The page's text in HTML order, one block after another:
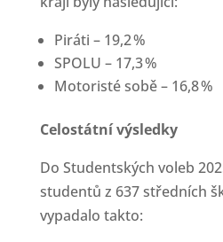
Piráti – 19,2 %
SPOLU – 17,3 %
Motoristé sobě – 16,8 %
Celostátní výsledky
Do Studentských voleb
studentů z 637 středních
vypadalo takto: